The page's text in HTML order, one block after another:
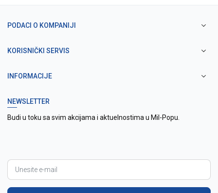
PODACI O KOMPANIJI
KORISNIČKI SERVIS
INFORMACIJE
NEWSLETTER
Budi u toku sa svim akcijama i aktuelnostima u Mil-Popu.